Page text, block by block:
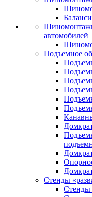
автомобилей
Подъемное
Стенды
Стенды